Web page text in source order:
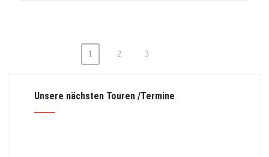
Beitragsnavigation
1 2 3
Unsere nächsten Touren /Termine